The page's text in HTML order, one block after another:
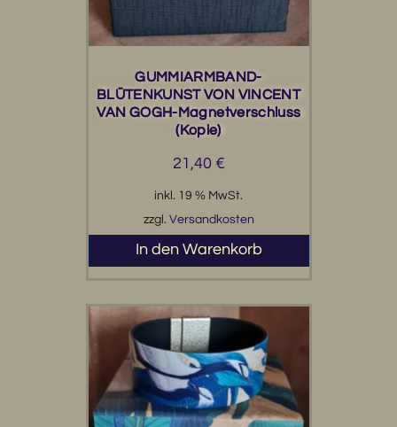
GUMMIARMBAND-
BLÜTENKUNST VON VINCENT
VAN GOGH-Magnetverschluss
(Kopie)
21,40 €
inkl. 19 % MwSt.
zzgl. Versandkosten
In den Warenkorb